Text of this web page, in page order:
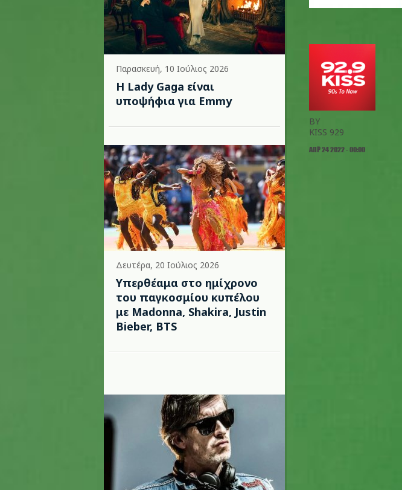
Παρασκευή, 10 Ιούλιος 2026
Η Lady Gaga είναι
υποψήφια για Emmy
Δευτέρα, 20 Ιούλιος 2026
Υπερθέαμα στο ημίχρονο
του παγκοσμίου κυπέλου
με Madonna, Shakira, Justin
Bieber, BTS
BY
KISS 929
ΑΠΡ 24 2022 - 00:00